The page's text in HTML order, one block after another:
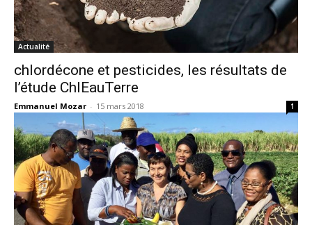
Actualité
chlordécone et pesticides, les résultats de
l’étude ChlEauTerre
Emmanuel Mozar - 15 mars 2018 1